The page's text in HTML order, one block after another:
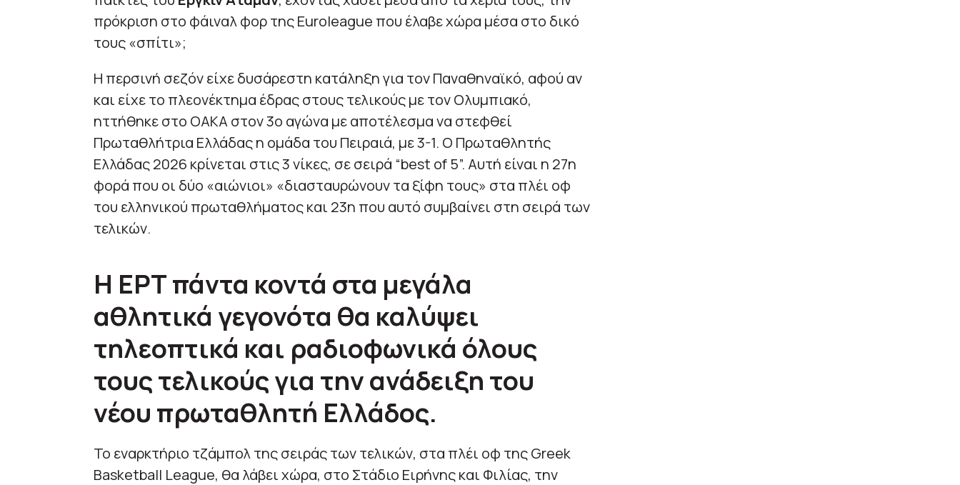
πρόκριση στο φάιναλ φορ της Euroleague που έλαβε χώρα μέσα στο δικό
τους «σπίτι»;
Η περσινή σεζόν είχε δυσάρεστη κατάληξη για τον Παναθηναϊκό, αφού αν
και είχε το πλεονέκτημα έδρας στους τελικούς με τον Ολυμπιακό,
ηττήθηκε στο ΟΑΚΑ στον 3ο αγώνα με αποτέλεσμα να στεφθεί
Πρωταθλήτρια Ελλάδας η ομάδα του Πειραιά, με 3-1. Ο Πρωταθλητής
Ελλάδας 2026 κρίνεται στις 3 νίκες, σε σειρά “best of 5”. Αυτή είναι η 27η
φορά που οι δύο «αιώνιοι» «διασταυρώνουν τα ξίφη τους» στα πλέι οφ
του ελληνικού πρωταθλήματος και 23η που αυτό συμβαίνει στη σειρά των
τελικών.
Η ΕΡΤ πάντα κοντά στα μεγάλα
αθλητικά γεγονότα θα καλύψει
τηλεοπτικά και ραδιοφωνικά όλους
τους τελικούς για την ανάδειξη του
νέου πρωταθλητή Ελλάδος.
Το εναρκτήριο τζάμπολ της σειράς των τελικών, στα πλέι οφ της Greek
Basketball League, θα λάβει χώρα, στο Στάδιο Ειρήνης και Φιλίας, την